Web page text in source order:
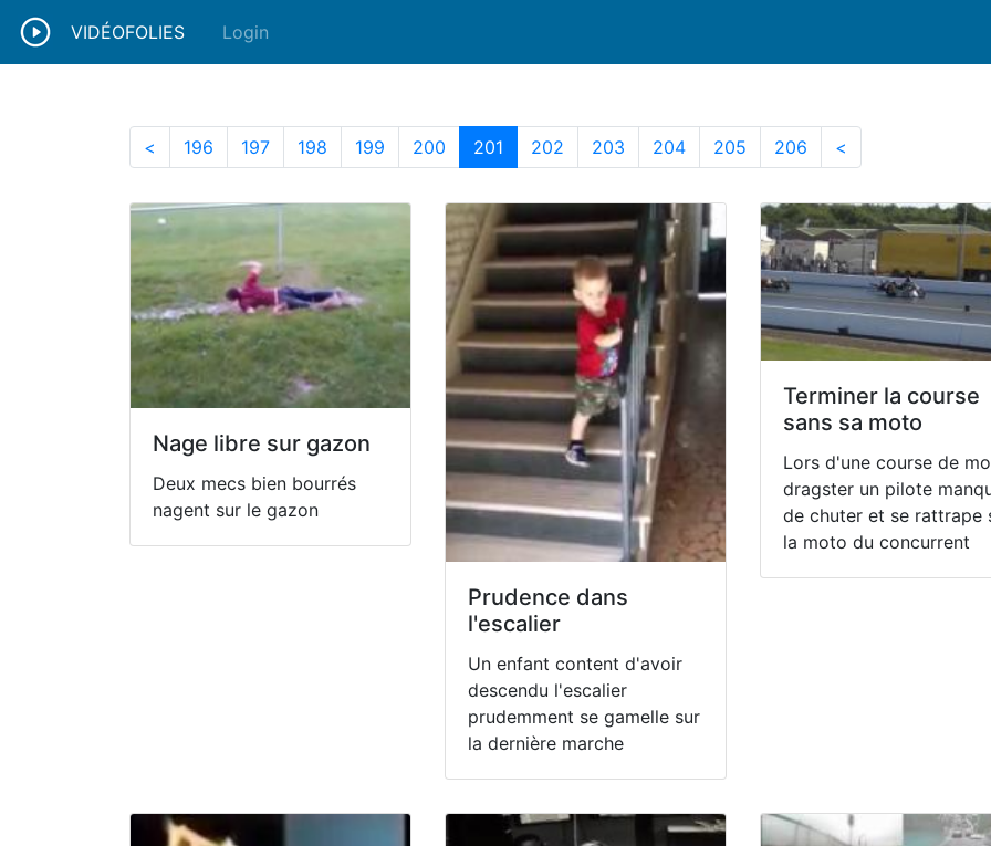
VIDÉOFOLIES Login
< 196 197197 198 199 200 200201 Page courrante
202 202203 203204204205 205206 206<
Nage libre sur gazon
Deux mecs bien bourrés
nagent sur le gazon
Prudence dans
l'escalier
Un enfant content d'avoir
descendu l'escalier
prudemment se gamelle sur
la dernière marche
Terminer la course
sans sa moto
Lors d'une course de
dragster un pilote
de chuter et se rattrape
la moto du concurrent